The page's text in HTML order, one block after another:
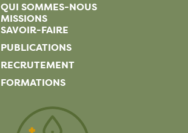
QUI SOMMES-NOUS
MISSIONS
SAVOIR-FAIRE
PUBLICATIONS
RECRUTEMENT
FORMATIONS